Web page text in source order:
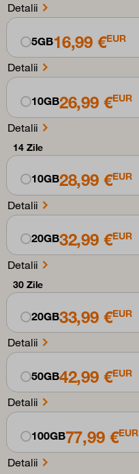
Detalii
5GB16,99 €EUR
Detalii
10GB26,99 €EUR
Detalii
14 Zile
10GB28,99 €EUR
Detalii
20GB32,99 €EUR
Detalii
30 Zile
20GB33,99 €EUR
Detalii
50GB42,99 €EUR
Detalii
100GB77,99 €EUR
Detalii